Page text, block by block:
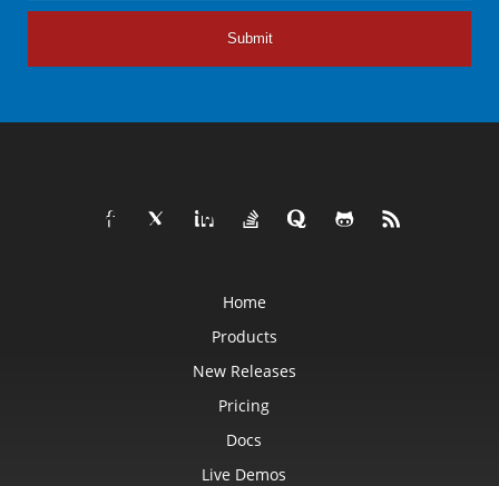
Submit
Home
Products
New Releases
Pricing
Docs
Live Demos